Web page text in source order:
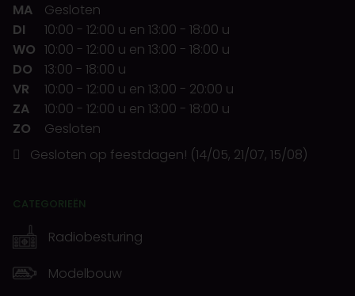
MA
Gesloten
DI
10:00 - 12:00 u en 13:00 - 18:00 u
WO 10:00 - 12:00 u en 13:00 - 18:00 u
DO
13:00 - 18:00 u
VR
10:00 - 12:00 u en 13:00 - 20:00 u
ZA
10:00 - 12:00 u en 13:00 - 18:00 u
ZO
Gesloten
Gesloten op feestdagen! (14/05, 21/07, 15/08)
CATEGORIEËN
Radiobesturing
Modelbouw